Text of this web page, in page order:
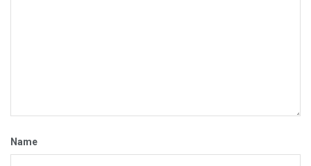
Name